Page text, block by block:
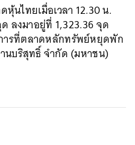
นไทยเมื่อเวลา 12.30 น.
ลงมาอยู่ที่ 1,323.36 จุด
ารที่ตลาดหลักทรัพย์หยุดพัก
นบริสุทธิ์ จำกัด (มหาชน)